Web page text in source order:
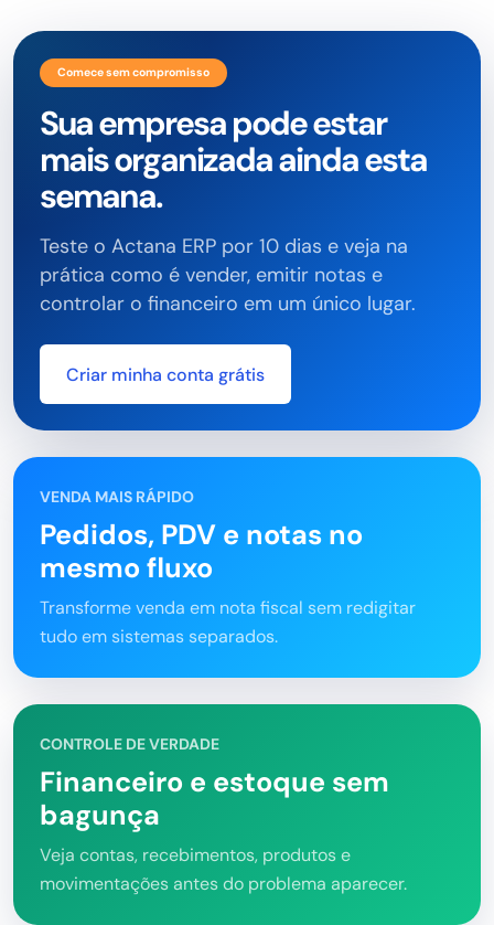
Comece sem compromisso
Sua empresa pode estar
mais organizada ainda esta
semana.
Teste o Actana ERP por 10 dias e veja na
prática como é vender, emitir notas e
controlar o financeiro em um único lugar.
Criar minha conta grátis
VENDA MAIS RÁPIDO
Pedidos, PDV e notas no
mesmo fluxo
Transforme venda em nota fiscal sem redigitar
tudo em sistemas separados.
CONTROLE DE VERDADE
Financeiro e estoque sem
bagunça
Veja contas, recebimentos, produtos e
movimentações antes do problema aparecer.